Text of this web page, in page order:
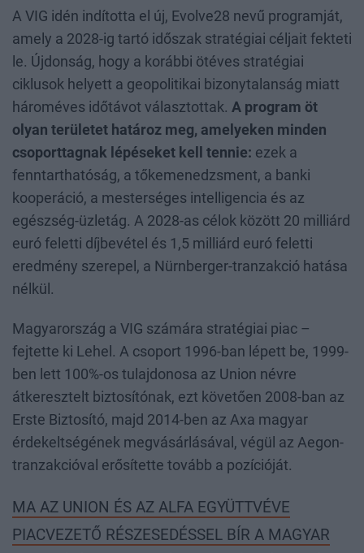
A VIG idén indította el új, Evolve28 nevű programját,
amely a 2028-ig tartó időszak stratégiai céljait fekteti
le. Újdonság, hogy a korábbi ötéves stratégiai
ciklusok helyett a geopolitikai bizonytalanság miatt
hároméves időtávot választottak. A program öt
olyan területet határoz meg, amelyeken minden
csoporttagnak lépéseket kell tennie: ezek a
fenntarthatóság, a tőkemenedzsment, a banki
kooperáció, a mesterséges intelligencia és az
egészség-üzletág. A 2028-as célok között 20 milliárd
euró feletti díjbevétel és 1,5 milliárd euró feletti
eredmény szerepel, a Nürnberger-tranzakció hatása
nélkül.
Magyarország a VIG számára stratégiai piac –
fejtette ki Lehel. A csoport 1996-ban lépett be, 1999-
ben lett 100%-os tulajdonosa az Union névre
átkeresztelt biztosítónak, ezt követően 2008-ban az
Erste Biztosító, majd 2014-ben az Axa magyar
érdekeltségének megvásárlásával, végül az Aegon-
tranzakcióval erősítette tovább a pozícióját.
MA AZ UNION ÉS AZ ALFA EGYÜTTVÉVE
PIACVEZETŐ RÉSZESEDÉSSEL BÍR A MAGYAR